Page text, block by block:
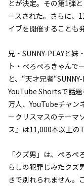
とが決定。その第1弾
ースされた。さらに、
イブを開催することも
兄・SUNNY-PLAYと
ト・ぺろぺろきゃんで
と、“天才兄者
YouTube Shortsで話
万人、YouTubeチャン
ークリスマスのテーマ
ス』は11,000本以上の
「クズ男」は、ぺろ
らしの犯罪じみたクズ
きで別れられません。